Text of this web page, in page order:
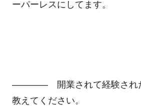
ーパーレスにしてます。
―――― 開業されて経験され
教えてください。